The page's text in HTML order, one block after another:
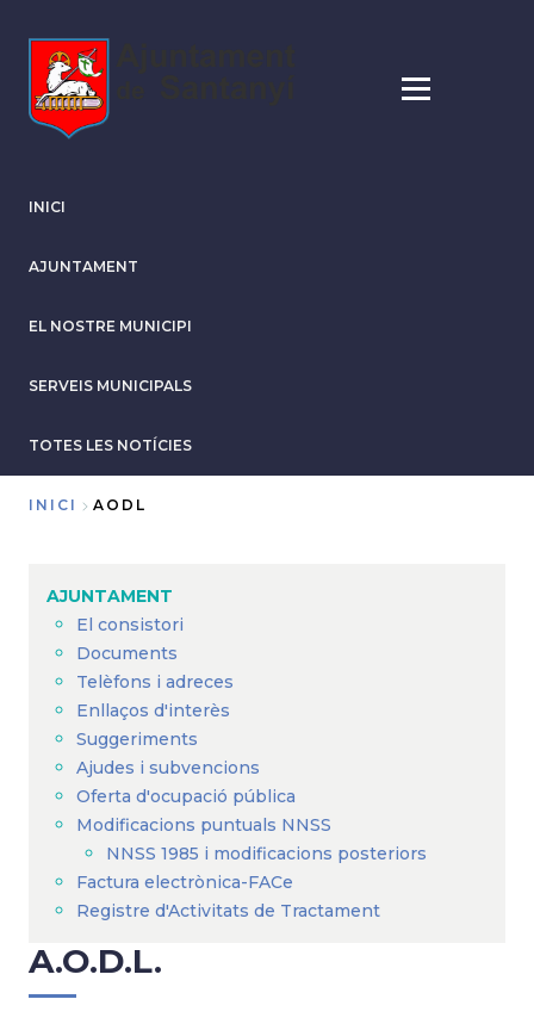
contingut
INICI
AJUNTAMENT
EL NOSTRE MUNICIPI
SERVEIS MUNICIPALS
TOTES LES NOTÍCIES
d'Ariadna
INICI AODL
AJUNTAMENT
El consistori
Documents
Telèfons i adreces
Enllaços d'interès
Suggeriments
Ajudes i subvencions
Oferta d'ocupació pública
Modificacions puntuals NNSS
NNSS 1985 i modificacions posteriors
Factura electrònica-FACe
Registre d'Activitats de Tractament
A.O.D.L.